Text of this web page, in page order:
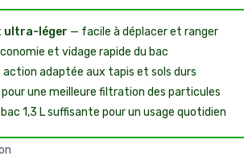
ultra-léger — facile à déplacer et ranger
et vidage rapide du bac
action adaptée aux tapis et sols durs
une meilleure filtration des particules
1,3 L suffisante pour un usage quotidien